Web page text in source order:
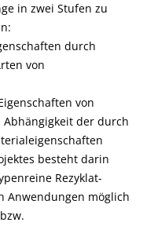
in zwei Stufen zu
durch
von
von
der durch
besteht darin
Rezyklat-
Anwendungen möglich